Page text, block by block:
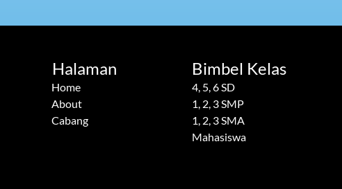
Halaman
Home
About
Cabang
Bimbel Kelas
4, 5, 6 SD
1, 2, 3 SMP
1, 2, 3 SMA
Mahasiswa